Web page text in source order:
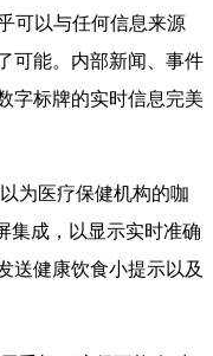
可以与任何信息来源
可能。内部新闻、事件
字标牌的实时信息完美
为医疗保健机构的咖
集成，以显示实时准确
送健康饮食小提示以及